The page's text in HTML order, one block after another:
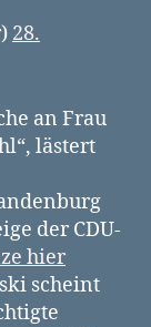
28.
an Frau
lästert
der CDU-
hier
scheint